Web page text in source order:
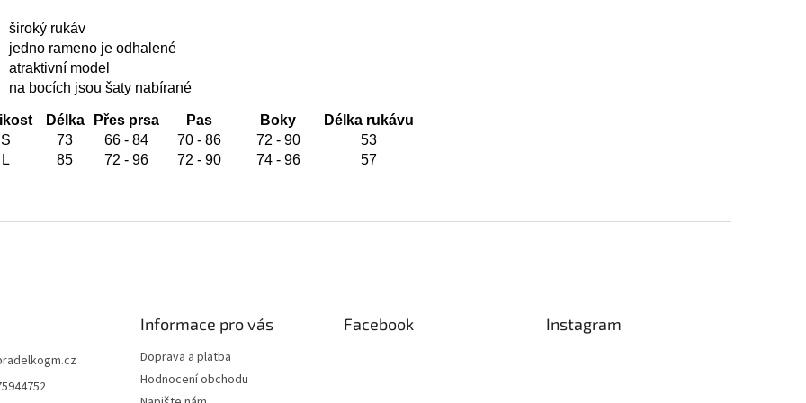
široký rukáv
jedno rameno je odhalené
atraktivní model
na bocích jsou šaty nabírané
Délka Přes prsa Pas Boky
Délka rukávu
S
73 66 - 84 70 - 86 72 - 90
53
L
85 72 - 96 72 - 90 74 - 96 57
Informace pro vás
Doprava a platba
Hodnocení obchodu
Facebook Instagram